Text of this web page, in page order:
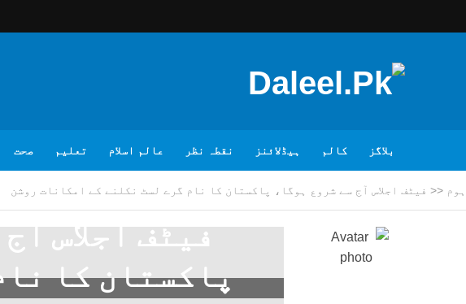
بلاگز کالم ہیڈلائنز نقطہ نظر عالم اسلام تعلیم صحت
ہوم << فیٹف اجلاس آج سے شروع ہوگا، پاکستان کا نام گرے لسٹ نکلنے کے امکانات روشن
فیٹف اجلاس
پاکستان کا